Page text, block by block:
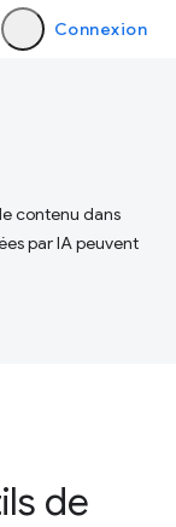
Connexion
contenu dans
par IA peuvent
de